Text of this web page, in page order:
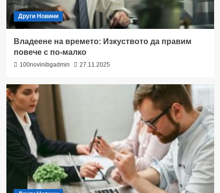
Други Новини
Владеене на времето: Изкуството да правим
повече с по-малко
100novinibgadmin 27.11.2025